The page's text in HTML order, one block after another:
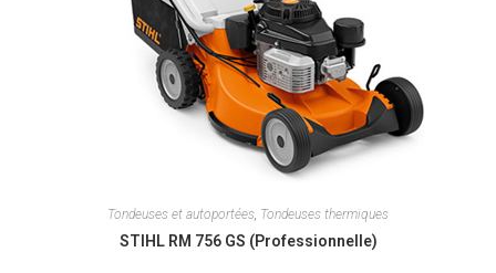
Tondeuses et autoportées, Tondeuses thermiques
STIHL RM 756 GS (Professionnelle)